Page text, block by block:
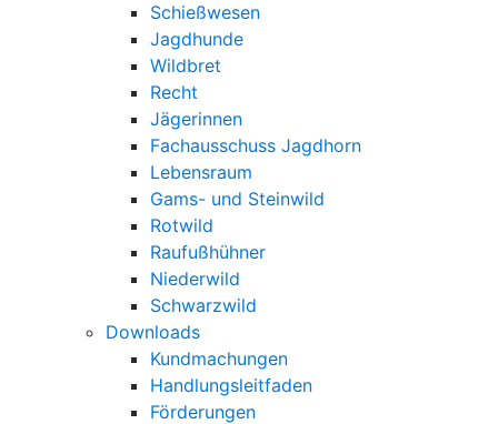
Schießwesen
Jagdhunde
Wildbret
Recht
Jägerinnen
Fachausschuss Jagdhorn
Lebensraum
Gams- und Steinwild
Rotwild
Raufußhühner
Niederwild
Schwarzwild
Downloads
Kundmachungen
Handlungsleitfaden
Förderungen